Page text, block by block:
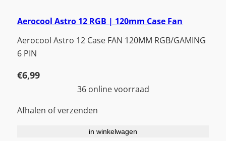
Aerocool Astro 12 RGB | 120mm Case Fan
Aerocool Astro 12 Case FAN 120MM RGB/GAMING
6 PIN
€6,99
36 online voorraad
Afhalen of verzenden
in winkelwagen